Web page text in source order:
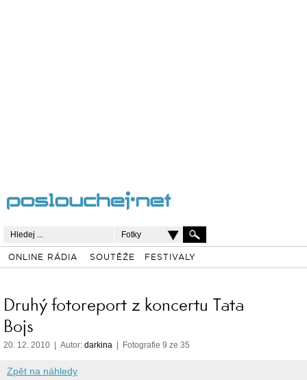
Fotky
ONLINE RÁDIA SOUTĚŽE FESTIVALY
Druhý fotoreport z koncertu Tata
Bojs
20. 12. 2010 | Autor: darkina | Fotografie 9 ze 35
Zpět na náhledy